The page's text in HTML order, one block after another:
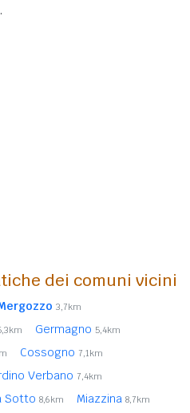
dei comuni vicini
3,7km
Germagno 5,4km
Cossogno 7,1km
Verbano 7,4km
Sotto 8,6km Miazzina 8,7km